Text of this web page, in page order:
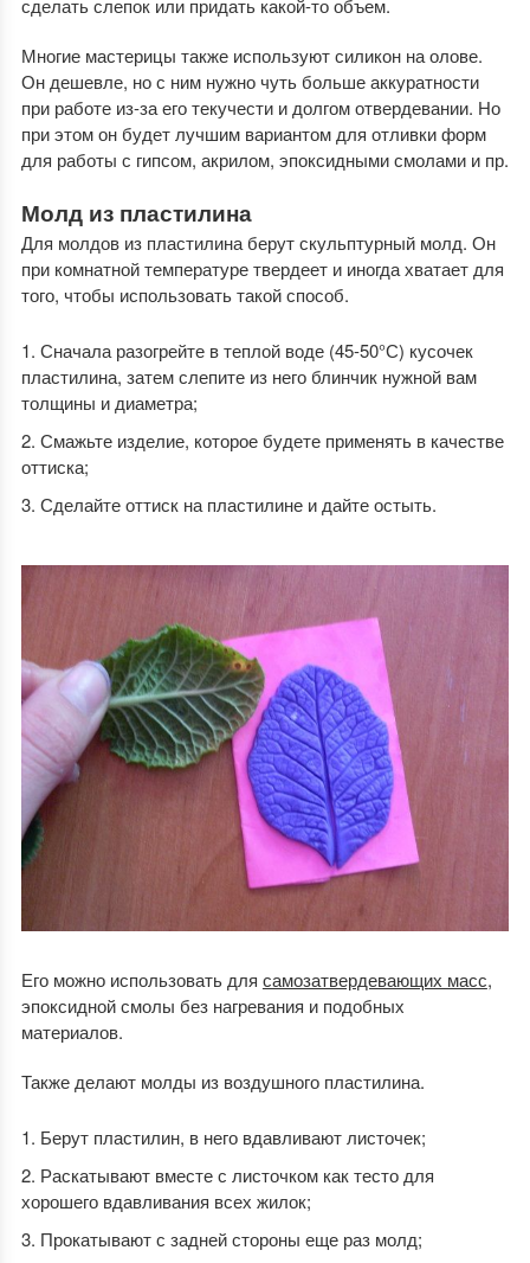
сделать слепок или придать какой-то объем.
Многие мастерицы также используют силикон на олове.
Он дешевле, но с ним нужно чуть больше аккуратности
при работе из-за его текучести и долгом отвердевании. Но
при этом он будет лучшим вариантом для отливки форм
для работы с гипсом, акрилом, эпоксидными смолами и пр.
Молд из пластилина
Для молдов из пластилина берут скульптурный молд. Он
при комнатной температуре твердеет и иногда хватает для
того, чтобы использовать такой способ.
Сначала разогрейте в теплой воде (45-50°С) кусочек
пластилина, затем слепите из него блинчик нужной вам
толщины и диаметра;
Смажьте изделие, которое будете применять в качестве
оттиска;
Сделайте оттиск на пластилине и дайте остыть.
Его можно использовать для самозатвердевающих масс,
эпоксидной смолы без нагревания и подобных
материалов.
Также делают молды из воздушного пластилина.
Берут пластилин, в него вдавливают листочек;
Раскатывают вместе с листочком как тесто для
хорошего вдавливания всех жилок;
Прокатывают с задней стороны еще раз молд;